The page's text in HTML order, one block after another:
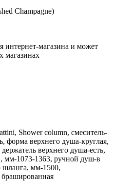
Champagne)
интернет-магазина и может
магазинах
Shower column, смеситель-
форма верхнего душа-круглая,
верхнего душа-есть,
мм-1073-1363, ручной душ-в
шланга, мм-1500,